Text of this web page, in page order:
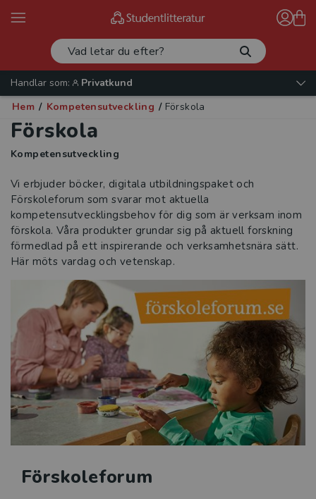
Handlar som:
Privatkund
Hem / Kompetensutveckling / Förskola
Förskola
Kompetensutveckling
Vi erbjuder böcker, digitala utbildningspaket och
Förskoleforum som svarar mot aktuella
kompetensutvecklingsbehov för dig som är verksam inom
förskola. Våra produkter grundar sig på aktuell forskning
förmedlad på ett inspirerande och verksamhetsnära sätt.
Här möts vardag och vetenskap.
Förskoleforum